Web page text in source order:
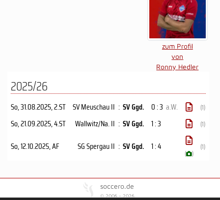
zum Profil
von
Ronny Hedler
2025/26
So, 31.08.2025, 2.ST SV Meuschau II : SV Ggd. 0 : 3 a.W. (1)
So, 21.09.2025, 4.ST Wallwitz/Na. II : SV Ggd. 1 : 3 (1)
So, 12.10.2025, AF SG Spergau II : SV Ggd. 1 : 4
( )
(1)
soccero.de
© 2006 - 2026